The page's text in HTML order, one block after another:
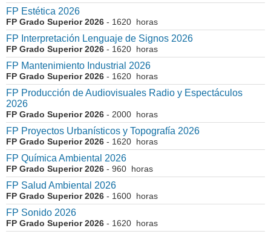
FP Estética 2026
FP Grado Superior 2026 - 1620 horas
FP Interpretación Lenguaje de Signos 2026
FP Grado Superior 2026 - 1620 horas
FP Mantenimiento Industrial 2026
FP Grado Superior 2026 - 1620 horas
FP Producción de Audiovisuales Radio y Espectáculos
2026
FP Grado Superior 2026 - 2000 horas
FP Proyectos Urbanísticos y Topografía 2026
FP Grado Superior 2026 - 1620 horas
FP Química Ambiental 2026
FP Grado Superior 2026 - 960 horas
FP Salud Ambiental 2026
FP Grado Superior 2026 - 1600 horas
FP Sonido 2026
FP Grado Superior 2026 - 1620 horas